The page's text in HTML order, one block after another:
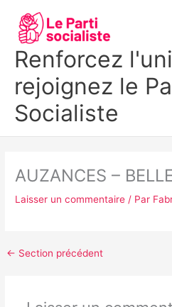
contenu
Renforcez
rejoignez le
Socialiste
AUZANCES –
Laisser un commentaire / Par
← Section précédent